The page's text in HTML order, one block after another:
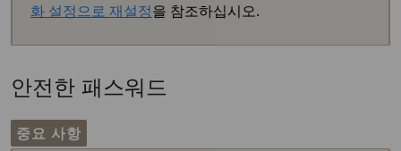
화 설정으로 재설정을 참조하십시오.
안전한 패스워드
중요 사항